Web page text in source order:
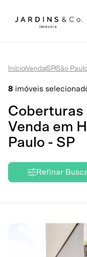
InícioVenda SPSão
8 imóveis
Coberturas
Venda em
Paulo - SP
Refinar